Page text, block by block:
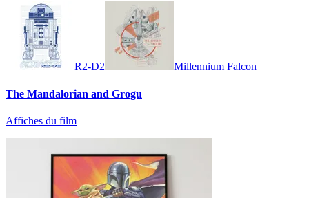
R2-D2 Millennium Falcon
The Mandalorian and Grogu
Affiches du film